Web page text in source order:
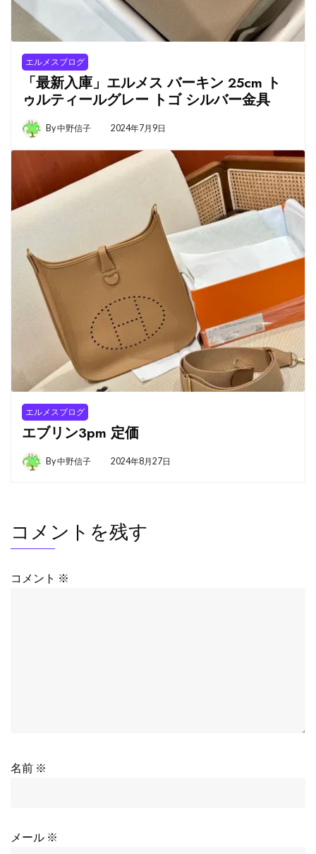
エルメスブログ
「最新入庫」エルメス バーキン 25cm ト
ゥルティールグレー トゴ シルバー金具
By中野信子 2024年7月9日
エルメスブログ
エブリン3pm 定価
By中野信子 2024年8月27日
コメントを残す
コメント ※
名前 ※
メール ※